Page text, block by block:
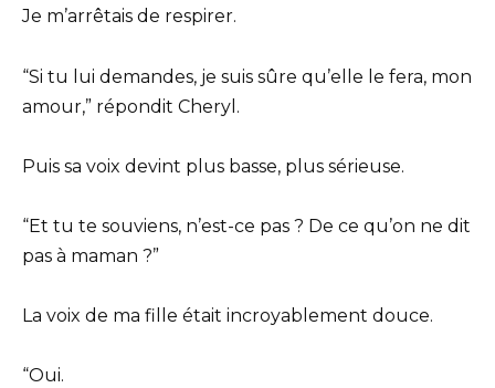
Je m’arrêtais de respirer.
“Si tu lui demandes, je suis sûre qu’elle le fera, mon
amour,” répondit Cheryl.
Puis sa voix devint plus basse, plus sérieuse.
“Et tu te souviens, n’est-ce pas ? De ce qu’on ne dit
pas à maman ?”
La voix de ma fille était incroyablement douce.
“Oui.